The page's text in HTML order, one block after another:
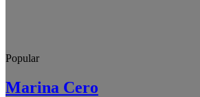
Popular
Marina Cero